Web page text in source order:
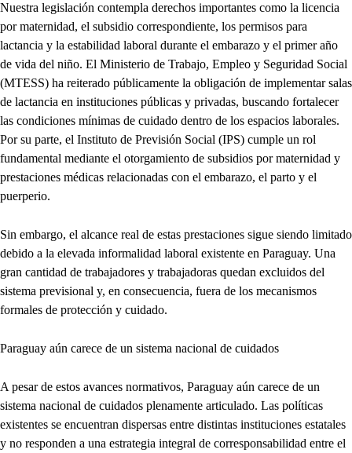
Nuestra legislación contempla derechos importantes como la licencia
por maternidad, el subsidio correspondiente, los permisos para
lactancia y la estabilidad laboral durante el embarazo y el primer año
de vida del niño. El Ministerio de Trabajo, Empleo y Seguridad Social
(MTESS) ha reiterado públicamente la obligación de implementar salas
de lactancia en instituciones públicas y privadas, buscando fortalecer
las condiciones mínimas de cuidado dentro de los espacios laborales.
Por su parte, el Instituto de Previsión Social (IPS) cumple un rol
fundamental mediante el otorgamiento de subsidios por maternidad y
prestaciones médicas relacionadas con el embarazo, el parto y el
puerperio.
Sin embargo, el alcance real de estas prestaciones sigue siendo limitado
debido a la elevada informalidad laboral existente en Paraguay. Una
gran cantidad de trabajadores y trabajadoras quedan excluidos del
sistema previsional y, en consecuencia, fuera de los mecanismos
formales de protección y cuidado.
Paraguay aún carece de un sistema nacional de cuidados
A pesar de estos avances normativos, Paraguay aún carece de un
sistema nacional de cuidados plenamente articulado. Las políticas
existentes se encuentran dispersas entre distintas instituciones estatales
y no responden a una estrategia integral de corresponsabilidad entre el